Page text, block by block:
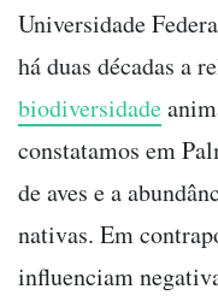
Universidade
há duas décadas a
biodiversidade
constatamos em
de aves e a
nativas. Em
influenciam